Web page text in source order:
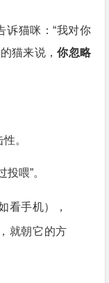
诉猫咪：“我对你
猫来说，你忽略
。
喂”。
看手机），
就朝它的方